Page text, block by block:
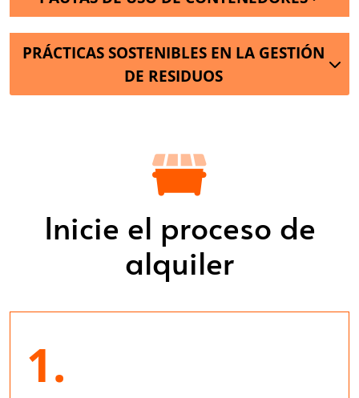
PRÁCTICAS SOSTENIBLES EN LA GESTIÓN
DE RESIDUOS
Inicie el proceso de
alquiler
1.